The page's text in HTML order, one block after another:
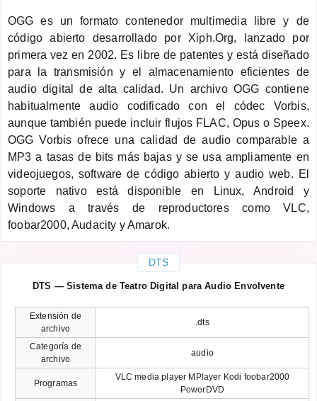
OGG es un formato contenedor multimedia libre y de
código abierto desarrollado por Xiph.Org, lanzado por
primera vez en 2002. Es libre de patentes y está diseñado
para la transmisión y el almacenamiento eficientes de
audio digital de alta calidad. Un archivo OGG contiene
habitualmente audio codificado con el códec Vorbis,
aunque también puede incluir flujos FLAC, Opus o Speex.
OGG Vorbis ofrece una calidad de audio comparable a
MP3 a tasas de bits más bajas y se usa ampliamente en
videojuegos, software de código abierto y audio web. El
soporte nativo está disponible en Linux, Android y
Windows a través de reproductores como VLC,
foobar2000, Audacity y Amarok.
DTS
DTS — Sistema de Teatro Digital para Audio Envolvente
Extensión de
archivo
.dts
Categoría de
archivo
audio
Programas
VLC media player MPlayer Kodi foobar2000
PowerDVD